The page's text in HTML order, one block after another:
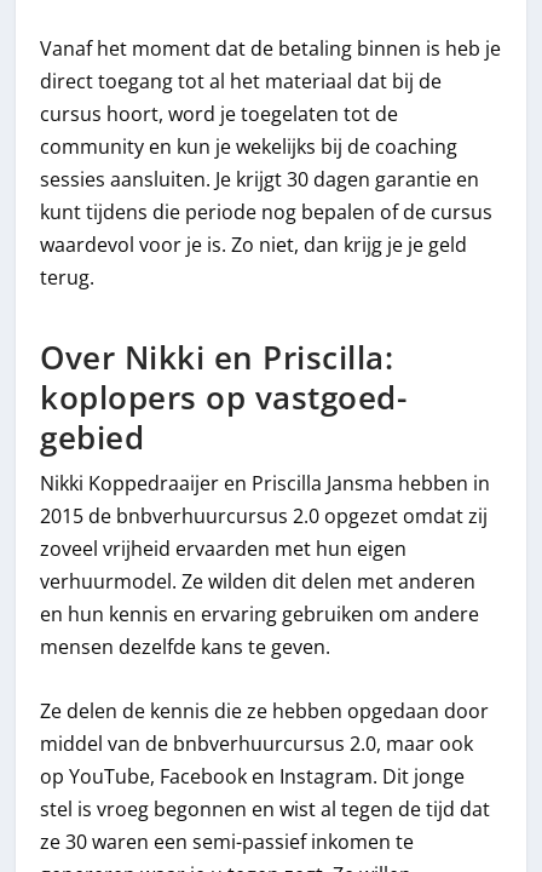
Vanaf het moment dat de betaling binnen is heb je
direct toegang tot al het materiaal dat bij de
cursus hoort, word je toegelaten tot de
community en kun je wekelijks bij de coaching
sessies aansluiten. Je krijgt 30 dagen garantie en
kunt tijdens die periode nog bepalen of de cursus
waardevol voor je is. Zo niet, dan krijg je je geld
terug.
Over Nikki en Priscilla:
koplopers op vastgoed-
gebied
Nikki Koppedraaijer en Priscilla Jansma hebben in
2015 de bnbverhuurcursus 2.0 opgezet omdat zij
zoveel vrijheid ervaarden met hun eigen
verhuurmodel. Ze wilden dit delen met anderen
en hun kennis en ervaring gebruiken om andere
mensen dezelfde kans te geven.
Ze delen de kennis die ze hebben opgedaan door
middel van de bnbverhuurcursus 2.0, maar ook
op YouTube, Facebook en Instagram. Dit jonge
stel is vroeg begonnen en wist al tegen de tijd dat
ze 30 waren een semi-passief inkomen te